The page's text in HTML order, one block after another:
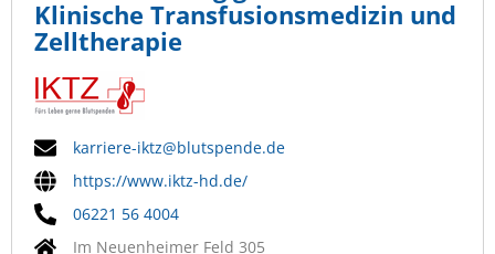
Klinische Transfusionsmedizin und
Zelltherapie
karriere-iktz@blutspende.de
https://www.iktz-hd.de/
06221 56 4004
Im Neuenheimer Feld 305